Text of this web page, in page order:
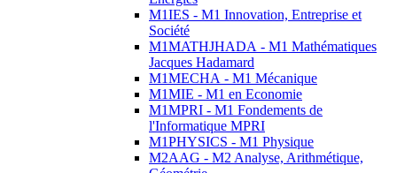
M1IES - M1 Innovation, Entreprise et
Société
M1MATHJHADA - M1 Mathématiques
Jacques Hadamard
M1MECHA - M1 Mécanique
M1MIE - M1 en Economie
M1MPRI - M1 Fondements de
l'Informatique MPRI
M1PHYSICS - M1 Physique
M2AAG - M2 Analyse, Arithmétique,